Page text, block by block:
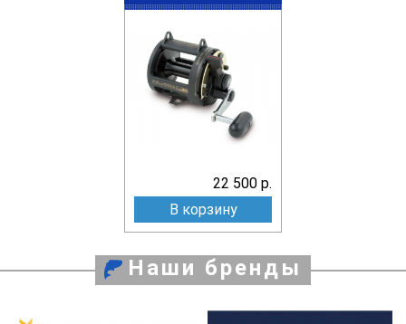
22 500 р.
В корзину
Наши бренды